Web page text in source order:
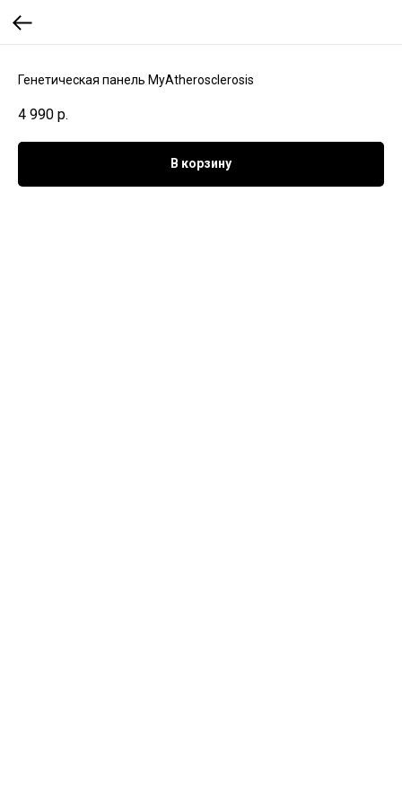
Генетическая панель MyAtherosclerosis
4 990 р.
В корзину